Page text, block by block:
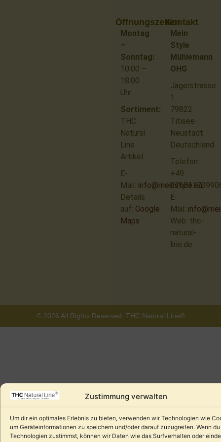
Zustimmung verwalten
Um dir ein optimales Erlebnis zu bieten, verwenden wir Technologien wie
um Geräteinformationen zu speichern und/oder darauf zuzugreifen. Wenn
Technologien zustimmst, können wir Daten wie das Surfverhalten oder
Kontakt
Mein
Style
Mühlemann
OHG
Jägerstrasse
1
79822
Titisee-
Neustadt
Deutschland
Telefon:
+49
E-
Mail:
Web: thc-
natural-
line.de
Öffnungszeiten
Montag
–
Sonntag:
10:00 –
18:00
Uhr
Sortiment:
THC
Natural
Line
Artikel
E-
Mail: info@meinstyle.eu
Details
auf: Google
Maps
© 2026 All Rights Reserved. THC Natural Line®